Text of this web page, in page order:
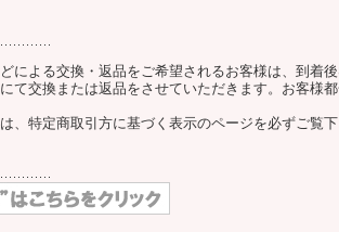
による交換・返品をご希望されるお客様は、到着後
て交換または返品をさせていただきます。お客様
、特定商取引方に基づく表示のページを必ずご覧下